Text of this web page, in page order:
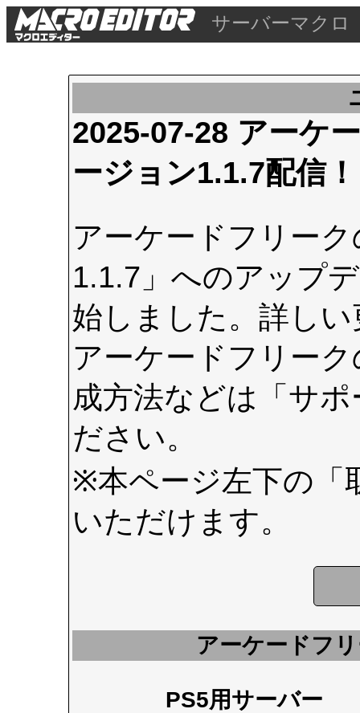
サーバーマクロ
2025-07-28 アーケ
ージョン1.1.7配信！
アーケードフリー
1.1.7」へのアップ
始しました。詳し
アーケードフリー
成方法などは 「サ
ださい。
※本ページ左下の
いただけます。
アーケードフ
PS5用サーバー